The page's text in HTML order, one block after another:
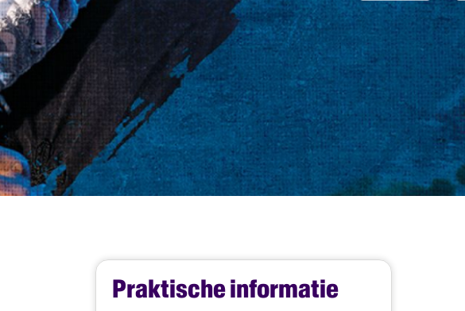
Praktische informatie